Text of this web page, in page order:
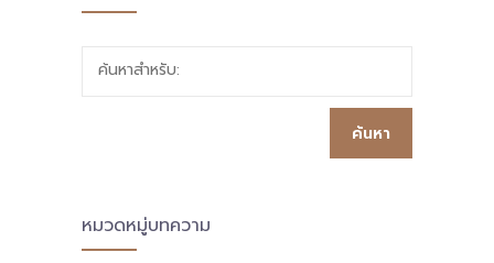
ค้นหาสำหรับ:
หมวดหมู่บทความ